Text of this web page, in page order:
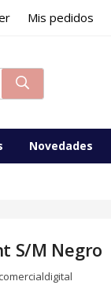
Mis pedidos
Novedades
S/M Negro